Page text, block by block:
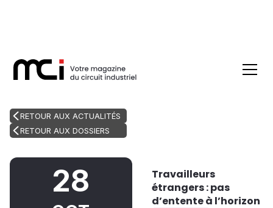
RETOUR AUX ACTUALITÉS
RETOUR AUX DOSSIERS
28
Travailleurs
étrangers : pas
d’entente à l’horizon